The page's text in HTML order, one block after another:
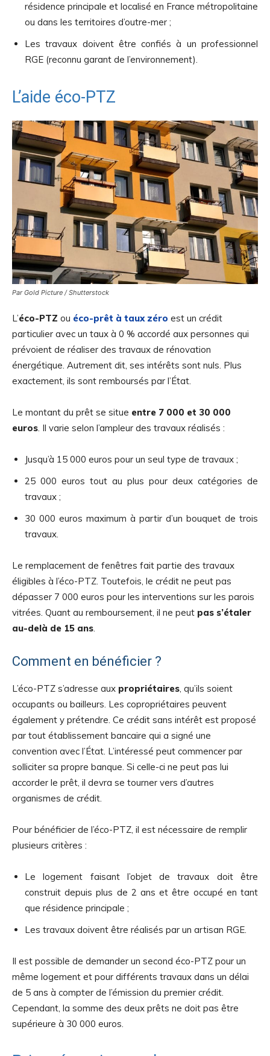
résidence principale et localisé en France métropolitaine
ou dans les territoires d’outre-mer ;
Les travaux doivent être confiés à un professionnel
RGE (reconnu garant de l’environnement).
L’aide éco-PTZ
Par Gold Picture / Shutterstock
L’éco-PTZ ou éco-prêt à taux zéro est un crédit
particulier avec un taux à 0 % accordé aux personnes qui
prévoient de réaliser des travaux de rénovation
énergétique. Autrement dit, ses intérêts sont nuls. Plus
exactement, ils sont remboursés par l’État.
Le montant du prêt se situe entre 7 000 et 30 000
euros. Il varie selon l’ampleur des travaux réalisés :
Jusqu’à 15 000 euros pour un seul type de travaux ;
25 000 euros tout au plus pour deux catégories de
travaux ;
30 000 euros maximum à partir d’un bouquet de trois
travaux.
Le remplacement de fenêtres fait partie des travaux
éligibles à l’éco-PTZ. Toutefois, le crédit ne peut pas
dépasser 7 000 euros pour les interventions sur les parois
vitrées. Quant au remboursement, il ne peut pas s’étaler
au-delà de 15 ans.
Comment en bénéficier ?
L’éco-PTZ s’adresse aux propriétaires, qu’ils soient
occupants ou bailleurs. Les copropriétaires peuvent
également y prétendre. Ce crédit sans intérêt est proposé
par tout établissement bancaire qui a signé une
convention avec l’État. L’intéressé peut commencer par
solliciter sa propre banque. Si celle-ci ne peut pas lui
accorder le prêt, il devra se tourner vers d’autres
organismes de crédit.
Pour bénéficier de l’éco-PTZ, il est nécessaire de remplir
plusieurs critères :
Le logement faisant l’objet de travaux doit être
construit depuis plus de 2 ans et être occupé en tant
que résidence principale ;
Les travaux doivent être réalisés par un artisan RGE.
Il est possible de demander un second éco-PTZ pour un
même logement et pour différents travaux dans un délai
de 5 ans à compter de l’émission du premier crédit.
Cependant, la somme des deux prêts ne doit pas être
supérieure à 30 000 euros.